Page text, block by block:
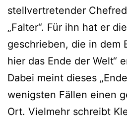
stellvertretender
„Falter“. Für ihn hat er
geschrieben, die in dem
hier das Ende der Welt“
Dabei meint dieses
wenigsten Fällen einen
Ort. Vielmehr schreibt